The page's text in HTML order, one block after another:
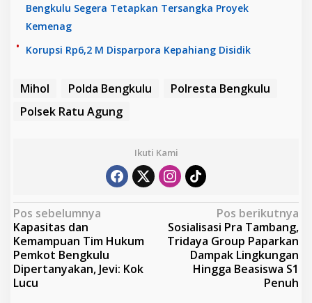
Bengkulu Segera Tetapkan Tersangka Proyek
Kemenag
Korupsi Rp6,2 M Disparpora Kepahiang Disidik
Mihol Polda Bengkulu
Polresta Bengkulu
Polsek Ratu Agung
Ikuti Kami
N
a
v
i
g
Pos sebelumnya
Kapasitas dan
Kemampuan Tim Hukum
Pemkot Bengkulu
Dipertanyakan, Jevi: Kok
Lucu
Pos berikutnya
Sosialisasi Pra Tambang,
Tridaya Group Paparkan
Dampak Lingkungan
Hingga Beasiswa S1
Penuh